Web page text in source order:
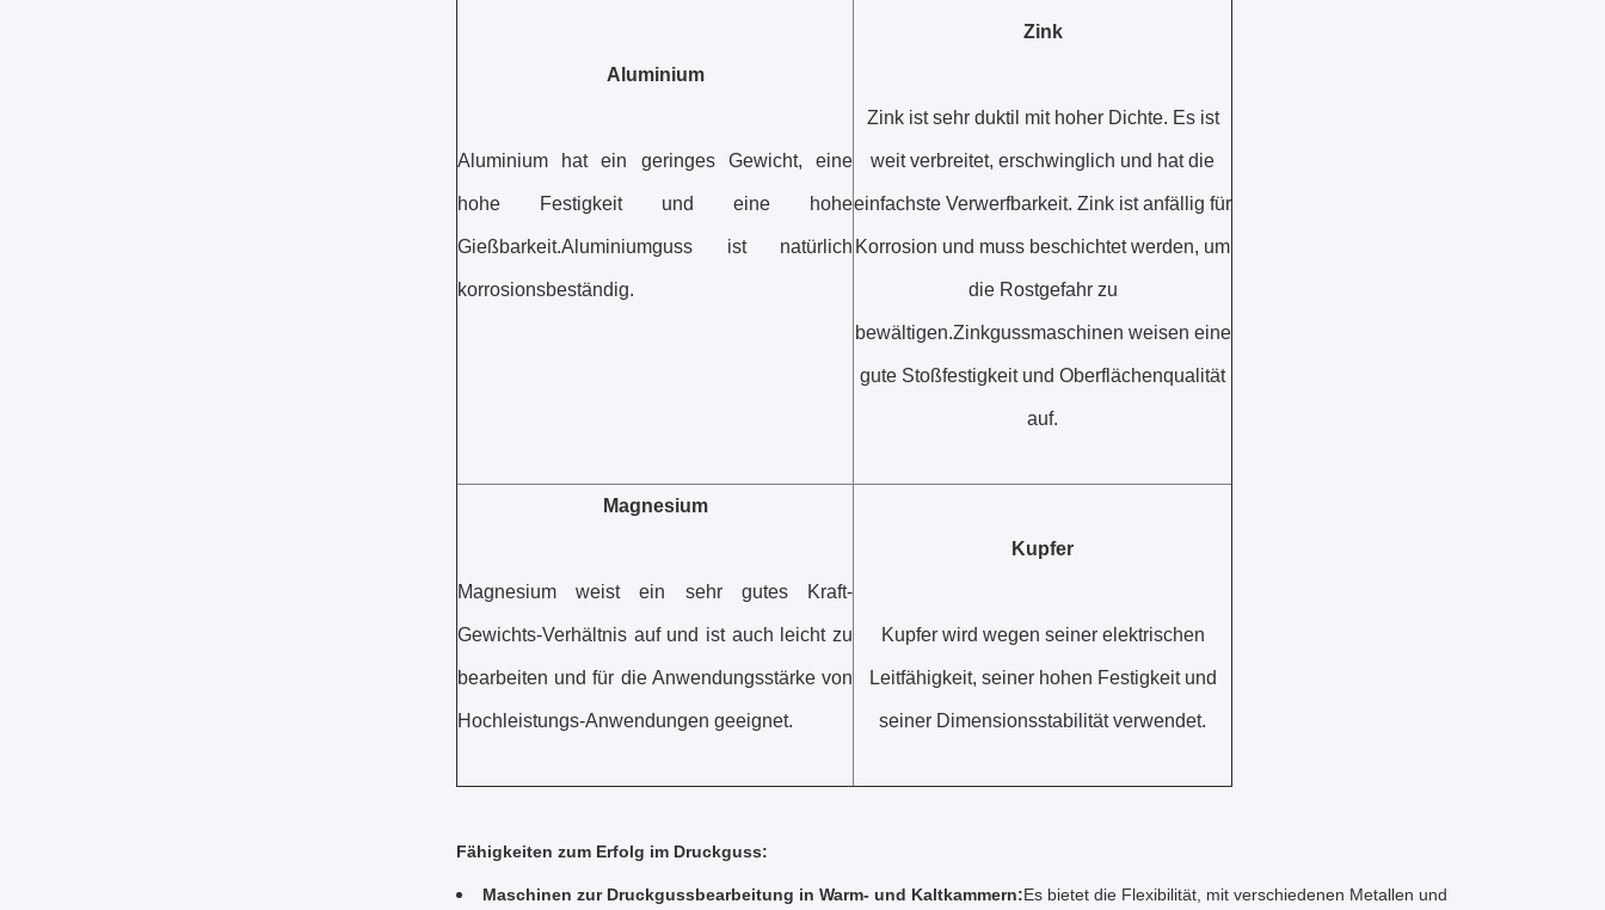
Aluminium
Aluminium hat ein geringes Gewicht, eine
hohe Festigkeit und eine hohe
Gießbarkeit.Aluminiumguss ist natürlich
korrosionsbeständig.
Zink
Zink ist sehr duktil mit hoher Dichte. Es ist
weit verbreitet, erschwinglich und hat die
einfachste Verwerfbarkeit. Zink ist anfällig für
Korrosion und muss beschichtet werden, um
die Rostgefahr zu
bewältigen.Zinkgussmaschinen weisen eine
gute Stoßfestigkeit und Oberflächenqualität
auf.
Magnesium
Magnesium weist ein sehr gutes Kraft-
Gewichts-Verhältnis auf und ist auch leicht zu
bearbeiten und für die Anwendungsstärke von
Hochleistungs-Anwendungen geeignet.
Kupfer
Kupfer wird wegen seiner elektrischen
Leitfähigkeit, seiner hohen Festigkeit und
seiner Dimensionsstabilität verwendet.
Fähigkeiten zum Erfolg im Druckguss:
Maschinen zur Druckgussbearbeitung in Warm- und Kaltkammern:Es bietet die Flexibilität, mit verschiedenen Metallen und